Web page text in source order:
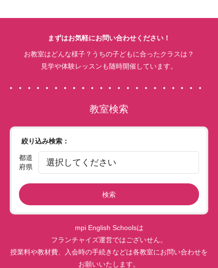
まずはお気軽にお問い合わせください！
お教室はどんな様子？うちの子どもに合ったクラスは？
見学や体験レッスンも随時開催しています。
教室検索
絞り込み検索：
都道
府県
検索
mpi English Schoolsは
フランチャイズ運営ではございせん。
授業料や教材費、入会時の手続きなどは各教室にお問い合わせを
お願いいたします。